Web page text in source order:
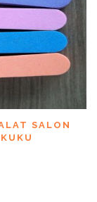
SALON